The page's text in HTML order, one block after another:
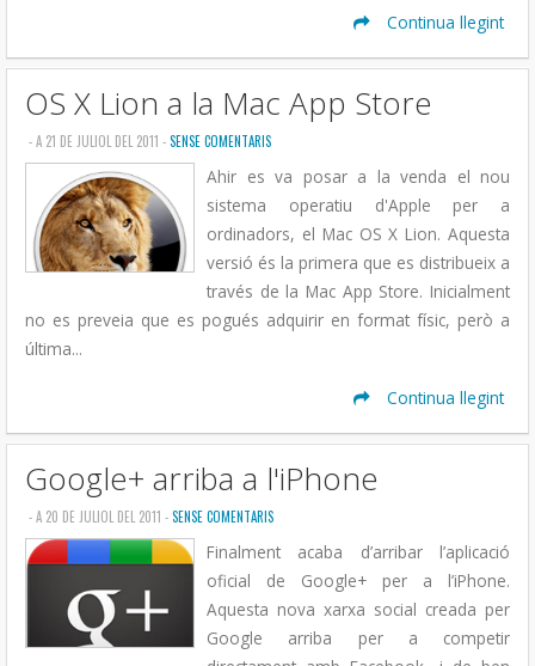
Continua llegint
OS X Lion a la Mac App Store
- A 21 DE JULIOL DEL 2011 -SENSE COMENTARIS
Ahir es va posar a la venda el nou
sistema operatiu d'Apple per a
ordinadors, el Mac OS X Lion. Aquesta
versió és la primera que es distribueix a
través de la Mac App Store. Inicialment
no es preveia que es pogués adquirir en format físic, però a
última...
Continua llegint
Google+ arriba a l'iPhone
- A 20 DE JULIOL DEL 2011 -SENSE COMENTARIS
Finalment acaba d’arribar l’aplicació
oficial de Google+ per a l’iPhone.
Aquesta nova xarxa social creada per
Google arriba per a competir